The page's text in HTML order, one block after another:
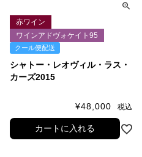
シャトー・レオヴィル・ラス・
カーズ2015
赤ワイン
ワインアドヴォケイト95
クール便配送
¥48,000 税込
カートに入れる